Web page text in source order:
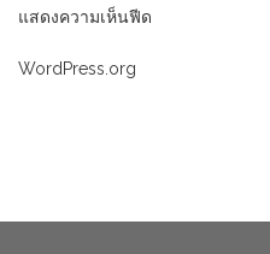
แสดงความเห็นฟีด
WordPress.org